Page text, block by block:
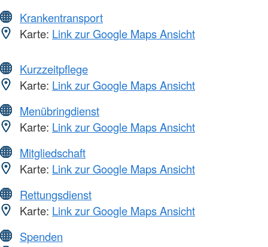
Krankentransport
Karte: Link zur Google Maps Ansicht
Kurzzeitpflege
Karte: Link zur Google Maps Ansicht
Menübringdienst
Karte: Link zur Google Maps Ansicht
Mitgliedschaft
Karte: Link zur Google Maps Ansicht
Rettungsdienst
Karte: Link zur Google Maps Ansicht
Spenden